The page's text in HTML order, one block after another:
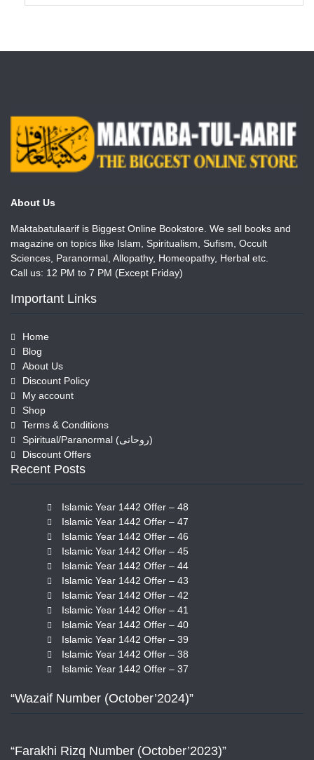
About Us
Maktabatulaarif is Biggest Online Bookstore. We sell books and
magazine on topics like Islam, Spiritualism, Sufism, Occult
Sciences, Paranormal, Allopathy, Homeopathy, Herbal etc.
Call us: 12 PM to 7 PM (Except Friday)
Important Links
Home
Blog
About Us
Discount Policy
My account
Shop
Terms & Conditions
Spiritual/Paranormal (روحانی)
Discount Offers
Recent Posts
Islamic Year 1442 Offer – 48
Islamic Year 1442 Offer – 47
Islamic Year 1442 Offer – 46
Islamic Year 1442 Offer – 45
Islamic Year 1442 Offer – 44
Islamic Year 1442 Offer – 43
Islamic Year 1442 Offer – 42
Islamic Year 1442 Offer – 41
Islamic Year 1442 Offer – 40
Islamic Year 1442 Offer – 39
Islamic Year 1442 Offer – 38
Islamic Year 1442 Offer – 37
“Wazaif Number (October’2024)”
“Farakhi Rizq Number (October’2023)”